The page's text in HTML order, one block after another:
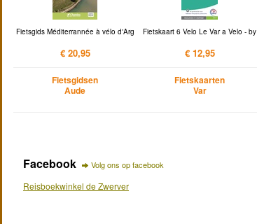
Fietsgids Méditerrannée à vélo d'Arg
€ 20,95
Fietsgidsen
Aude
Fietskaart 6 Velo Le Var a Velo - by
€ 12,95
Fietskaarten
Var
Facebook Volg ons op facebook
Reisboekwinkel de Zwerver